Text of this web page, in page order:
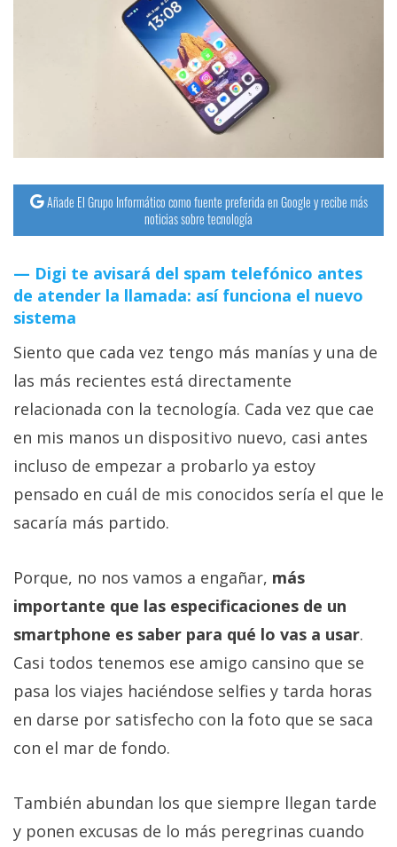
Añade El Grupo Informático como fuente preferida en Google y recibe más
noticias sobre tecnología
Digi te avisará del spam telefónico antes
de atender la llamada: así funciona el nuevo
sistema
Siento que cada vez tengo más manías y una de
las más recientes está directamente
relacionada con la tecnología. Cada vez que cae
en mis manos un dispositivo nuevo, casi antes
incluso de empezar a probarlo ya estoy
pensado en cuál de mis conocidos sería el que le
sacaría más partido.
Porque, no nos vamos a engañar, más
importante que las especificaciones de un
smartphone es saber para qué lo vas a usar.
Casi todos tenemos ese amigo cansino que se
pasa los viajes haciéndose selfies y tarda horas
en darse por satisfecho con la foto que se saca
con el mar de fondo.
También abundan los que siempre llegan tarde
y ponen excusas de lo más peregrinas cuando